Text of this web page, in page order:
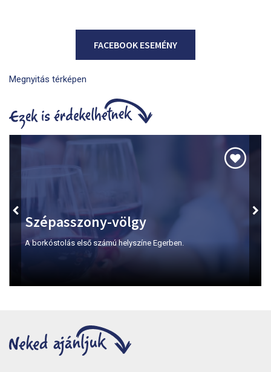
FACEBOOK ESEMÉNY
Megnyitás térképen
Szépasszony-völgy
A borkóstolás első számú helyszíne Egerben.